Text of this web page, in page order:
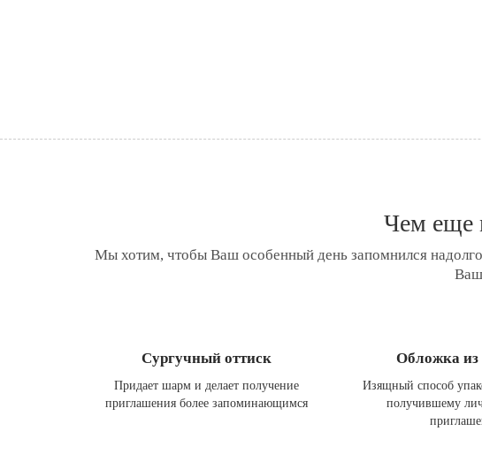
Чем еще
Мы хотим, чтобы Ваш особенный день запомнился
Сургучный оттиск
Придает шарм и делает получение
приглашения более запоминающимся
Обложка из
Изящный способ
получившему